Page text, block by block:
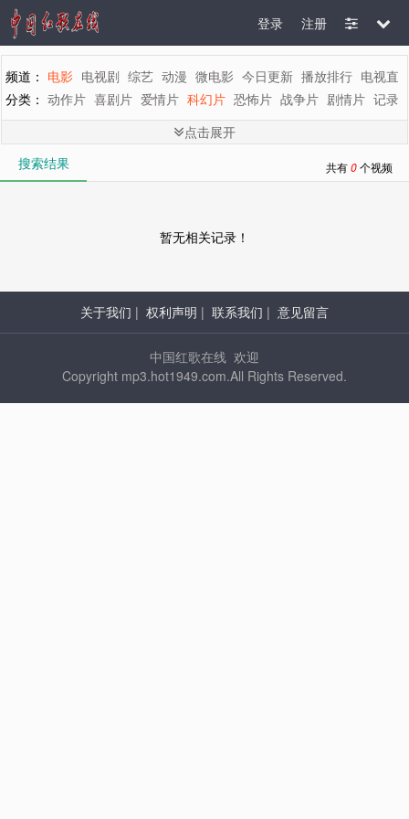
注册
登录
频道： 电影 电视剧 综艺 动漫 微电影 今日更新 播放排行 电视直
分类： 动作片 喜剧片 爱情片 科幻片 恐怖片 战争片 剧情片 记录
剧情： 全部 惊悚 悬疑 魔幻 罪案 灾难 动画 古装 青春 歌舞 文
地区： 全部 内地 香港 台湾 韩国 泰国 日本 美国 英国 新加坡
年代： 全部 2009 2008 2007
点击展开
搜索结果
共有0个视频
暂无相关记录！
关于我们 | 权利声明 | 联系我们 | 意见留言
中国红歌在线 欢迎
Copyright mp3.hot1949.com.All Rights Reserved.